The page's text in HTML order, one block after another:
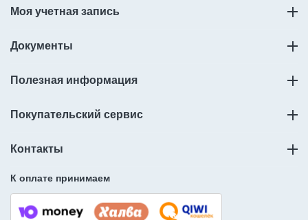
Моя учетная запись
Документы
Полезная информация
Покупательский сервис
Контакты
К оплате принимаем